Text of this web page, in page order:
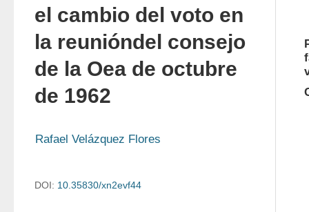
el cambio del voto en
la reunióndel consejo
de la Oea de octubre
de 1962
Rafael Velázquez Flores
DOI: 10.35830/xn2evf44